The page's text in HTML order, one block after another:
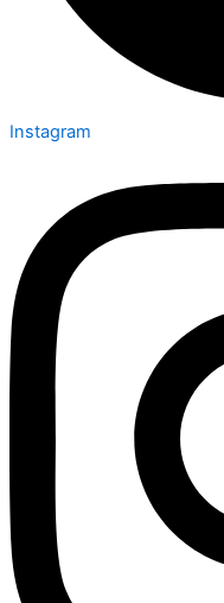
Instagram